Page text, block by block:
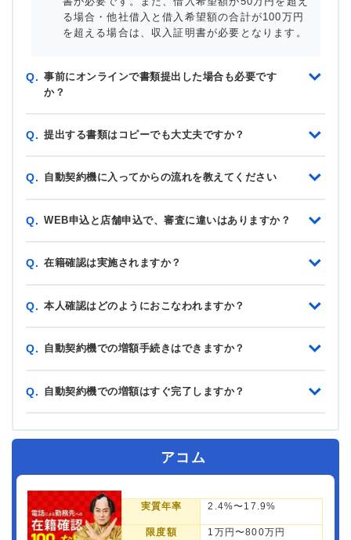
る場合・他社借入と借入希望額の合計が100万円
を超える場合は、収入証明書が必要となります。
Q. 事前にオンラインで書類提出した場合も必要です
か？
Q. 提出する書類はコピーでも大丈夫ですか？
Q. 自動契約機に入ってからの流れを教えてください
Q. WEB申込と店舗申込で、審査に違いはありますか？
Q. 在籍確認は実施されますか？
Q. 本人確認はどのようにおこなわれますか？
Q. 自動契約機での増額手続きはできますか？
Q. 自動契約機での増額はすぐ完了しますか？
アコム
実質年率 2.4%〜17.9%
限度額 1万円〜800万円